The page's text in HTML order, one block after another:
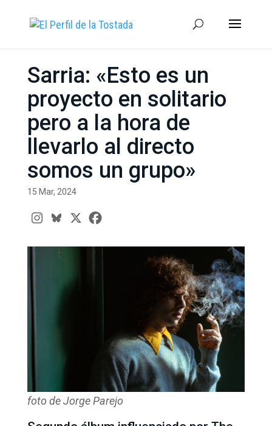
Sarria: «Esto es un
proyecto en solitario
pero a la hora de
llevarlo al directo
somos un grupo»
15 Mar, 2024
foto de Jorge Parejo